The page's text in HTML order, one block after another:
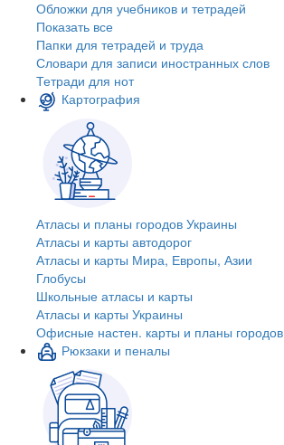
Обложки для учебников и тетрадей
Показать все
Папки для тетрадей и труда
Словари для записи иностранных слов
Тетради для нот
Картография
Атласы и планы городов Украины
Атласы и карты автодорог
Атласы и карты Мира, Европы, Азии
Глобусы
Школьные атласы и карты
Атласы и карты Украины
Офисные настен. карты и планы городов
Рюкзаки и пеналы